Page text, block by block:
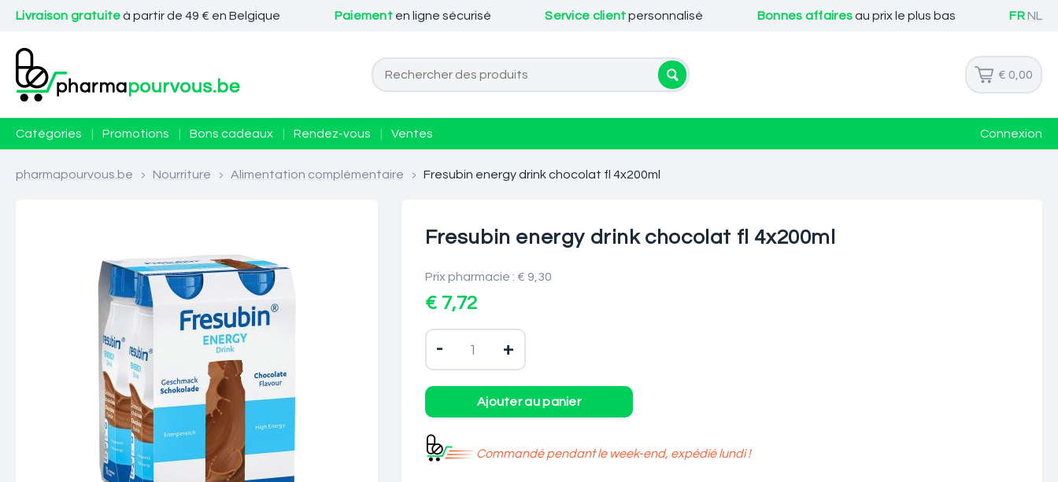
Livraison gratuiteà partir de 49 € en Belgique Paiement en ligne sécurisé Service clientpersonnalisé Bonnes affairesau prix le plus bas FR NL
€ 0,00
Catégories Promotions Bons cadeaux Rendez-vous Ventes Connexion
pharmapourvous.be > Nourriture > Alimentation complémentaire > Fresubin energy drink chocolat fl 4x200ml
Fresubin energy drink chocolat fl 4x200ml
Prix pharmacie : € 9,30
€ 7,72
- +
Commandé pendant le week-end, expédié lundi !